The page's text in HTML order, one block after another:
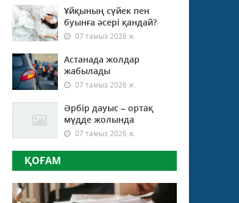
Ұйқының сүйек пен
буынға әсері қандай?
07 тамыз 2026 ж.
Астанада жолдар
жабылады
07 тамыз 2026 ж.
Әрбір дауыс – ортақ
мүдде жолында
07 тамыз 2026 ж.
ҚОҒАМ